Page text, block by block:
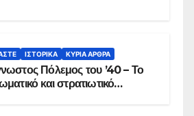
ΙΣΤΟΡΙΚΆ ΚΥΡΙΑ ΑΡΘΡΑ
Πόλεμος του ’40 – Το
και στρατιωτικό